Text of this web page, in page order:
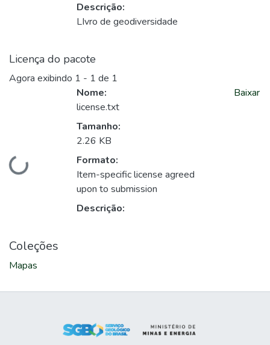
Descrição:
LIvro de geodiversidade
Licença do pacote
Agora exibindo 1 - 1 de 1
Carregando...
Nome:
license.txt
Tamanho:
2.26 KB
Formato:
Item-specific license agreed
upon to submission
Descrição:
Baixar
Coleções
Mapas